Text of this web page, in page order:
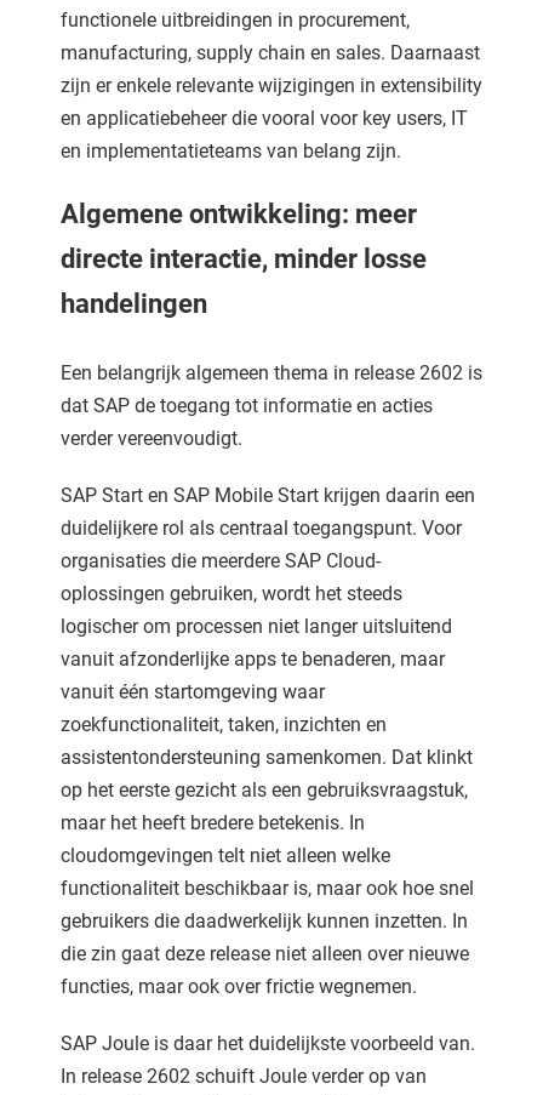
functionele uitbreidingen in procurement,
manufacturing, supply chain en sales. Daarnaast
zijn er enkele relevante wijzigingen in extensibility
en applicatiebeheer die vooral voor key users, IT
en implementatieteams van belang zijn.
Algemene ontwikkeling: meer
directe interactie, minder losse
handelingen
Een belangrijk algemeen thema in release 2602 is
dat SAP de toegang tot informatie en acties
verder vereenvoudigt.
SAP Start en SAP Mobile Start krijgen daarin een
duidelijkere rol als centraal toegangspunt. Voor
organisaties die meerdere SAP Cloud-
oplossingen gebruiken, wordt het steeds
logischer om processen niet langer uitsluitend
vanuit afzonderlijke apps te benaderen, maar
vanuit één startomgeving waar
zoekfunctionaliteit, taken, inzichten en
assistentondersteuning samenkomen. Dat klinkt
op het eerste gezicht als een gebruiksvraagstuk,
maar het heeft bredere betekenis. In
cloudomgevingen telt niet alleen welke
functionaliteit beschikbaar is, maar ook hoe snel
gebruikers die daadwerkelijk kunnen inzetten. In
die zin gaat deze release niet alleen over nieuwe
functies, maar ook over frictie wegnemen.
SAP Joule is daar het duidelijkste voorbeeld van.
In release 2602 schuift Joule verder op van